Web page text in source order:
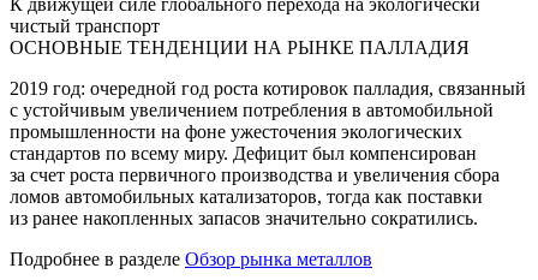
К движущей силе глобального перехода на экологически
чистый транспорт
ОСНОВНЫЕ ТЕНДЕНЦИИ НА РЫНКЕ ПАЛЛАДИЯ
2019 год: очередной год роста котировок палладия, связанный
с устойчивым увеличением потребления в автомобильной
промышленности на фоне ужесточения экологических
стандартов по всему миру. Дефицит был компенсирован
за счет роста первичного производства и увеличения сбора
ломов автомобильных катализаторов, тогда как поставки
из ранее накопленных запасов значительно сократились.
Подробнее в разделе Обзор рынка металлов